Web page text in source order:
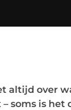
altijd over
soms is het